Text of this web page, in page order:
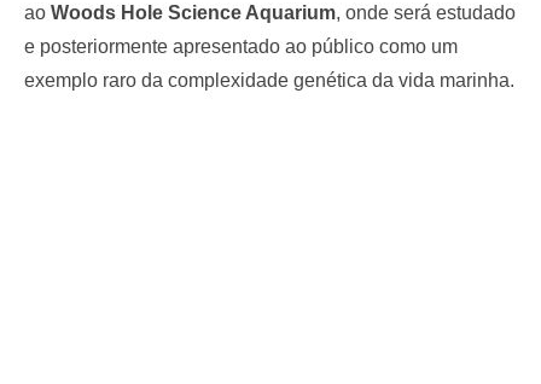
ao Woods Hole Science Aquarium, onde será estudado
e posteriormente apresentado ao público como um
exemplo raro da complexidade genética da vida marinha.